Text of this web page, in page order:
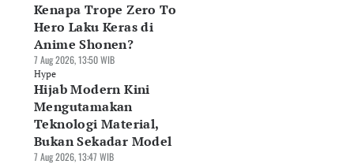
Kenapa Trope Zero To
Hero Laku Keras di
Anime Shonen?
7 Aug 2026, 13:50 WIB
Hype
Hijab Modern Kini
Mengutamakan
Teknologi Material,
Bukan Sekadar Model
7 Aug 2026, 13:47 WIB